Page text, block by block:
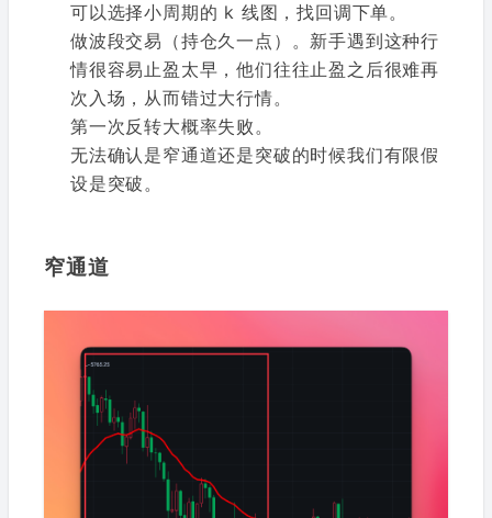
可以选择小周期的 k 线图，找回调下单。
做波段交易（持仓久一点）。新手遇到这种行
情很容易止盈太早，他们往往止盈之后很难再
次入场，从而错过大行情。
第一次反转大概率失败。
无法确认是窄通道还是突破的时候我们有限假
设是突破。
窄通道